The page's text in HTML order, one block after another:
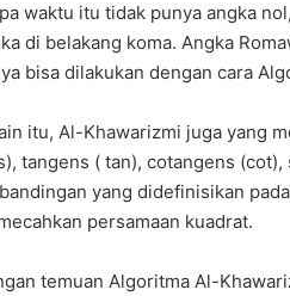
waktu itu tidak punya angka
di belakang koma. Angka
bisa dilakukan dengan cara
itu, Al-Khawarizmi juga yang
tangens ( tan), cotangens
yang didefinisikan
persamaan kuadrat.
temuan Algoritma Al-